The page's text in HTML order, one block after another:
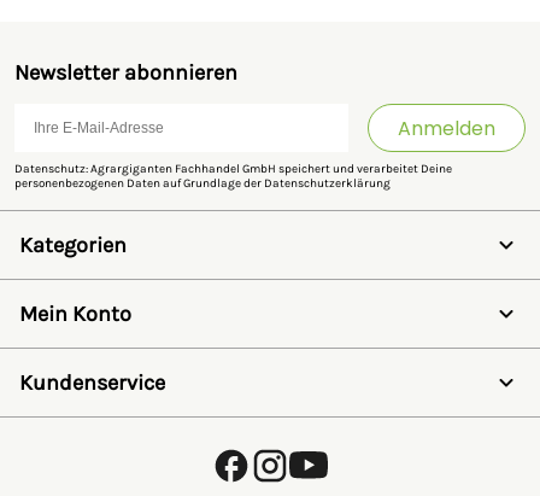
Newsletter abonnieren
Anmelden
Datenschutz: Agrargiganten Fachhandel GmbH speichert und verarbeitet Deine
personenbezogenen Daten auf Grundlage der Datenschutzerklärung
Kategorien
Schermaschinen
Futter- & Tränkesysteme
Haus, Hof & Stall
SALE
Mein Konto
Registrieren
Wunschzettel
Passwort vergessen
Kundenservice
Kostenlose Fachberatung